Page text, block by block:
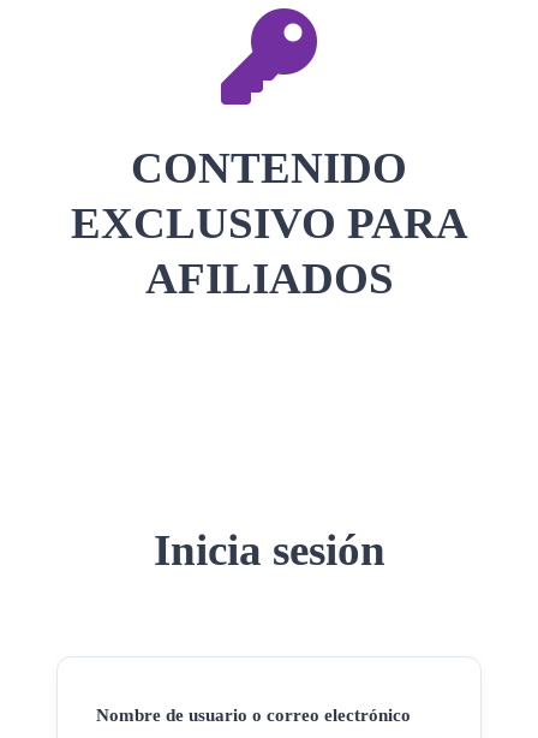
CONTENIDO
EXCLUSIVO PARA
AFILIADOS
Inicia sesión
Nombre de usuario o correo electrónico